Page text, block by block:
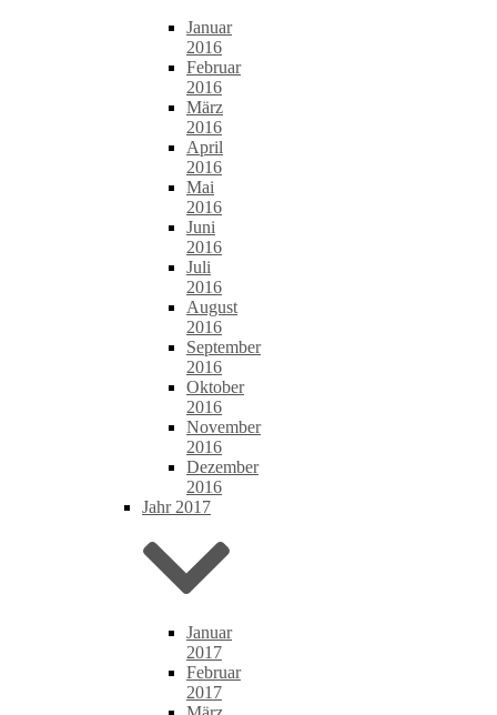
Januar
2016
Februar
2016
März
2016
April
2016
Mai
2016
Juni
2016
Juli
2016
August
2016
September
2016
Oktober
2016
November
2016
Dezember
2016
Jahr 2017
Januar
2017
Februar
2017